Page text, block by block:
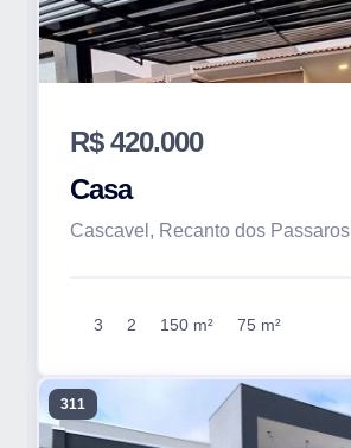
R$ 420.000
Casa
Cascavel, Recanto dos Passaros
3 2 150 m² 75 m²
311